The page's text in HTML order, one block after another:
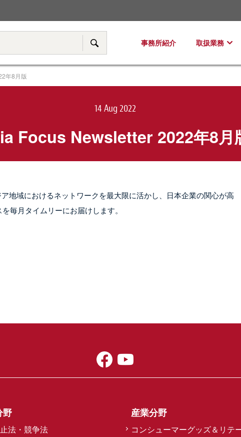
サイト内検索事務所紹介 取扱業務
年8月版
14 Aug 2022
Focus Newsletter 2022年8月
地域におけるネットワークを最大限に活かし、日本企業の関心が高
毎月タイムリーにお届けします。
野
法・競争法
産業分野
コンシューマーグッズ＆リテ